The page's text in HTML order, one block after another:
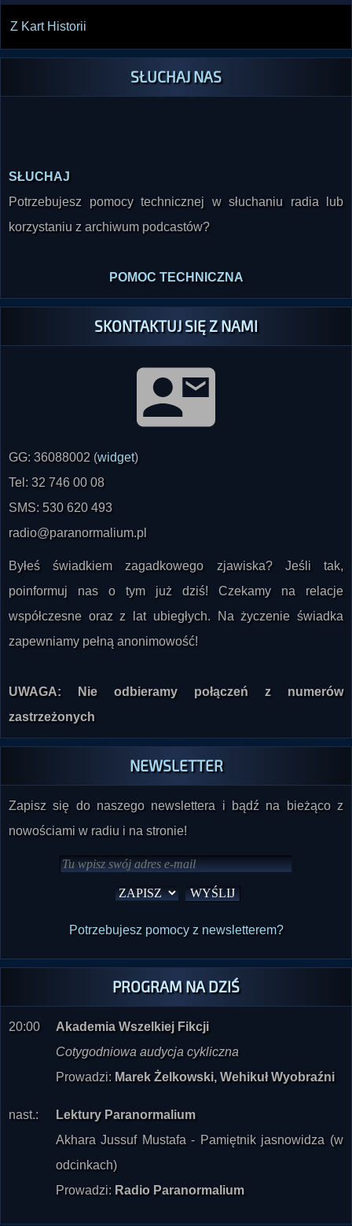
Z Kart Historii
SŁUCHAJ NAS
SŁUCHAJ
Potrzebujesz pomocy technicznej w słuchaniu radia lub
korzystaniu z archiwum podcastów?
POMOC TECHNICZNA
SKONTAKTUJ SIĘ Z NAMI
GG: 36088002 (widget)
Tel: 32 746 00 08
SMS: 530 620 493
radio@paranormalium.pl
Byłeś świadkiem zagadkowego zjawiska? Jeśli tak,
poinformuj nas o tym już dziś! Czekamy na relacje
współczesne oraz z lat ubiegłych. Na życzenie świadka
zapewniamy pełną anonimowość!
UWAGA: Nie odbieramy połączeń z numerów
zastrzeżonych
NEWSLETTER
Zapisz się do naszego newslettera i bądź na bieżąco z
nowościami w radiu i na stronie!
Potrzebujesz pomocy z newsletterem?
PROGRAM NA DZIŚ
20:00
Akademia Wszelkiej Fikcji
Cotygodniowa audycja cykliczna
Prowadzi: Marek Żelkowski, Wehikuł Wyobraźni
nast.:
Lektury Paranormalium
Akhara Jussuf Mustafa - Pamiętnik jasnowidza (w
odcinkach)
Prowadzi: Radio Paranormalium